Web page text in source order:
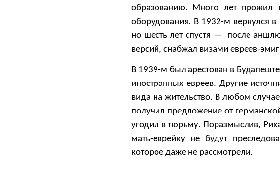
образованию. Много лет прожил
оборудования. В 1932-м вернулся
но шесть лет спустя — после
версий, снабжал визами евреев-
В 1939-м был арестован в
иностранных евреев. Другие
вида на жительство. В любом
получил предложение от
угодил в тюрьму. Поразмыслив,
мать-еврейку не будут
которое даже не рассмотрели.